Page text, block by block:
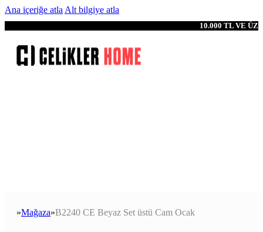
Ana içeriğe atla Alt bilgiye atla
10.000 TL VE
Anasayfa
Mağaza B2240 CE Beyaz Set üstü Cam Ocak